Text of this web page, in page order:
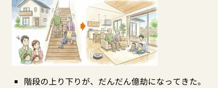
階段の上り下りが、だんだん億劫になってきた。